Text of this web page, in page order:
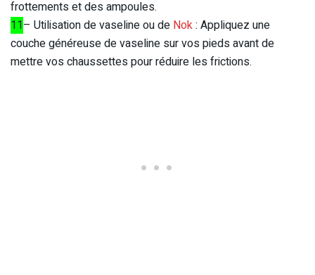
frottements et des ampoules.
11– Utilisation de vaseline ou de Nok: Appliquez une
couche généreuse de vaseline sur vos pieds avant de
mettre vos chaussettes pour réduire les frictions.